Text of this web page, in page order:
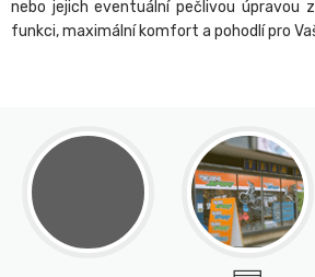
nebo jejich eventuální pečlivou úpravou
funkci, maximální komfort a pohodlí pro